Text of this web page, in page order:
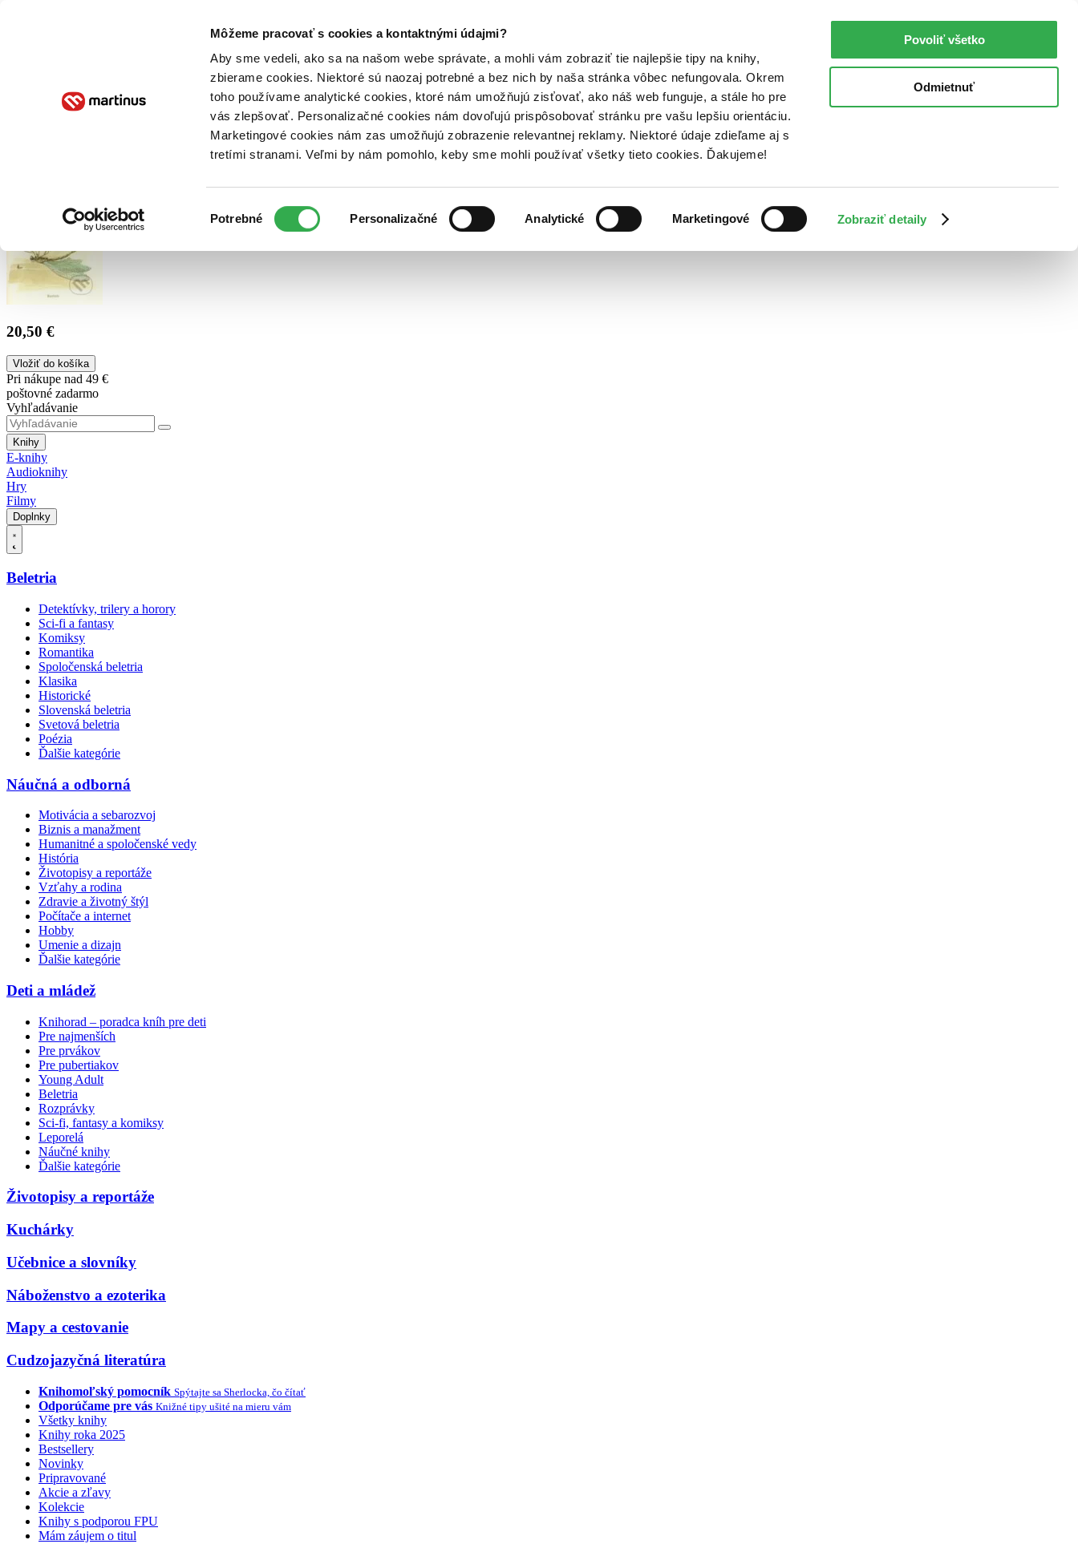
Môžeme pracovať s cookies a kontaktnými údajmi?
Aby sme vedeli, ako sa na našom webe správate, a mohli vám zobraziť tie najlepšie tipy na knihy,
zbierame cookies. Niektoré sú naozaj potrebné a bez nich by naša stránka vôbec nefungovala. Okrem
toho používame analytické cookies, ktoré nám umožňujú zisťovať, ako náš web funguje, a stále ho pre
vás zlepšovať. Personalizačné cookies nám dovoľujú prispôsobovať stránku pre vašu lepšiu orientáciu.
Marketingové cookies nám zas umožňujú zobrazenie relevantnej reklamy. Niektoré údaje zdieľame aj s
tretími stranami. Veľmi by nám pomohlo, keby sme mohli používať všetky tieto cookies. Ďakujeme!
súhlasu
Potrebné Personalizačné Analytické Marketingové Zobraziť detaily
Povoliť všetko
Odmietnuť
Poukážky Kontakt
20,50 €
Vložiť do košíka
Pri nákupe nad 49 €
poštovné zadarmo
Vyhľadávanie
Knihy
E-knihy
Audioknihy
Hry
Filmy
Doplnky
Beletria
Detektívky, trilery a horory
Sci-fi a fantasy
Komiksy
Romantika
Spoločenská beletria
Klasika
Historické
Slovenská beletria
Svetová beletria
Poézia
Ďalšie kategórie
Náučná a odborná
Motivácia a sebarozvoj
Biznis a manažment
Humanitné a spoločenské vedy
História
Životopisy a reportáže
Vzťahy a rodina
Zdravie a životný štýl
Počítače a internet
Hobby
Umenie a dizajn
Ďalšie kategórie
Deti a mládež
Knihorad – poradca kníh pre deti
Pre najmenších
Pre prvákov
Pre pubertiakov
Young Adult
Beletria
Rozprávky
Sci-fi, fantasy a komiksy
Leporelá
Náučné knihy
Ďalšie kategórie
Životopisy a reportáže
Kuchárky
Učebnice a slovníky
Náboženstvo a ezoterika
Mapy a cestovanie
Cudzojazyčná literatúra
Knihomoľský pomocník Spýtajte sa Sherlocka, čo čítať
Odporúčame pre vás Knižné tipy ušité na mieru vám
Všetky knihy
Knihy roka 2025
Bestsellery
Novinky
Pripravované
Akcie a zľavy
Kolekcie
Knihy s podporou FPU
Mám záujem o titul